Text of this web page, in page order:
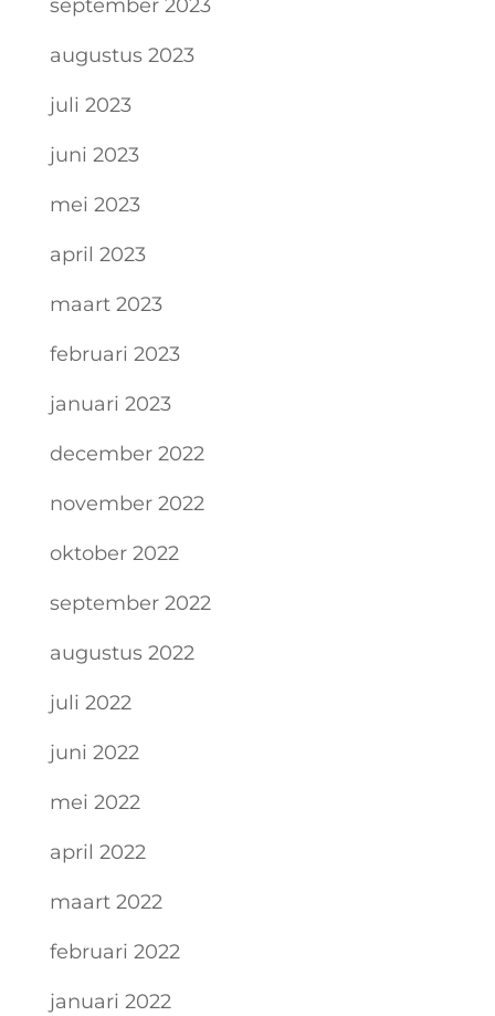
september 2023
augustus 2023
juli 2023
juni 2023
mei 2023
april 2023
maart 2023
februari 2023
januari 2023
december 2022
november 2022
oktober 2022
september 2022
augustus 2022
juli 2022
juni 2022
mei 2022
april 2022
maart 2022
februari 2022
januari 2022